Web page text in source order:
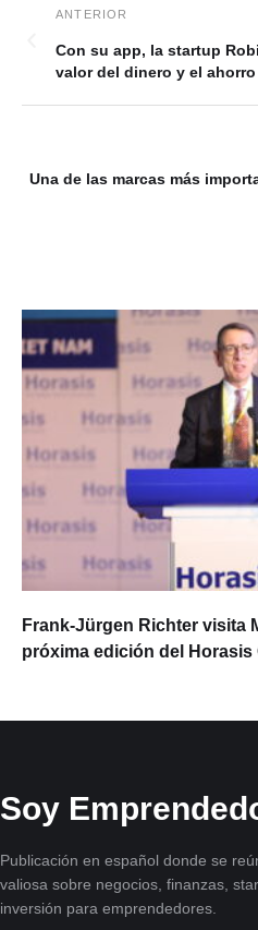
Con su app, la startup
valor del dinero y el ahorro
Una de las marcas más
Frank-Jürgen Richter visita
próxima edición del Horasis
Soy
Publicación en español donde se
valiosa sobre negocios, finanzas,
inversión para emprendedores.